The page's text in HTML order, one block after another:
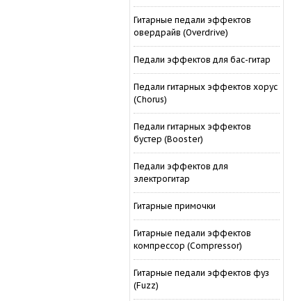
Гитарные педали эффектов
овердрайв (Overdrive)
Педали эффектов для бас-гитар
Педали гитарных эффектов хорус
(Chorus)
Педали гитарных эффектов
бустер (Booster)
Педали эффектов для
электрогитар
Гитарные примочки
Гитарные педали эффектов
компрессор (Compressor)
Гитарные педали эффектов фуз
(Fuzz)